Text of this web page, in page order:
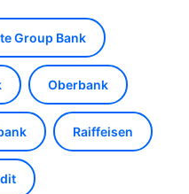
Group Bank
Oberbank
Raiffeisen